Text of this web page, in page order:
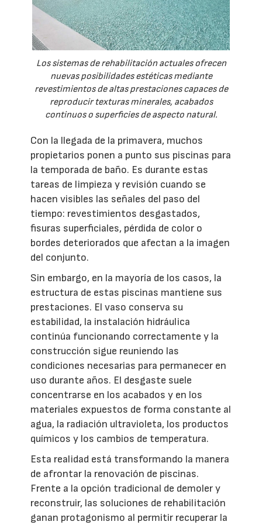
Los sistemas de rehabilitación actuales ofrecen
nuevas posibilidades estéticas mediante
revestimientos de altas prestaciones capaces de
reproducir texturas minerales, acabados
continuos o superficies de aspecto natural.
Con la llegada de la primavera, muchos
propietarios ponen a punto sus piscinas para
la temporada de baño. Es durante estas
tareas de limpieza y revisión cuando se
hacen visibles las señales del paso del
tiempo: revestimientos desgastados,
fisuras superficiales, pérdida de color o
bordes deteriorados que afectan a la imagen
del conjunto.
Sin embargo, en la mayoría de los casos, la
estructura de estas piscinas mantiene sus
prestaciones. El vaso conserva su
estabilidad, la instalación hidráulica
continúa funcionando correctamente y la
construcción sigue reuniendo las
condiciones necesarias para permanecer en
uso durante años. El desgaste suele
concentrarse en los acabados y en los
materiales expuestos de forma constante al
agua, la radiación ultravioleta, los productos
químicos y los cambios de temperatura.
Esta realidad está transformando la manera
de afrontar la renovación de piscinas.
Frente a la opción tradicional de demoler y
reconstruir, las soluciones de rehabilitación
ganan protagonismo al permitir recuperar la